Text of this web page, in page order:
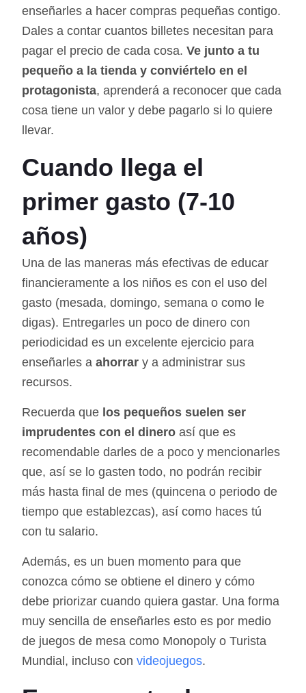
enseñarles a hacer compras pequeñas contigo.
Dales a contar cuantos billetes necesitan para
pagar el precio de cada cosa.Ve junto a tu
pequeño a la tienda y conviértelo en el
protagonista, aprenderá a reconocer que cada
cosa tiene un valor y debe pagarlo si lo quiere
llevar.
Cuando llega el
primer gasto (7-10
años)
Una de las maneras más efectivas de educar
financieramente a los niños es con el uso del
gasto (mesada, domingo, semana o como le
digas). Entregarles un poco de dinero con
periodicidad es un excelente ejercicio para
enseñarles aahorrar y a administrar sus
recursos.
Recuerda que los pequeños suelen ser
imprudentes con el dinero así que es
recomendable darles de a poco y mencionarles
que, así se lo gasten todo, no podrán recibir
más hasta final de mes (quincena o periodo de
tiempo que establezcas), así como haces tú
con tu salario.
Además, es un buen momento para que
conozca cómo se obtiene el dinero y cómo
debe priorizar cuando quiera gastar. Una forma
muy sencilla de enseñarles esto es por medio
de juegos de mesa como Monopoly o Turista
Mundial, incluso con videojuegos.